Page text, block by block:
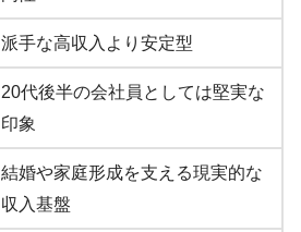
派手な高収入より安定型
20代後半の会社員としては堅実な
印象
結婚や家庭形成を支える現実的な
収入基盤